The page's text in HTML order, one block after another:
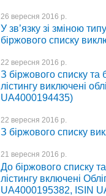
26 вересня 2016 р.
У зв’язку зі зміною
біржового списку
22 вересня 2016 р.
З біржового списку та
лістингу виключені
UA4000194435)
22 вересня 2016 р.
З біржового списку
21 вересня 2016 р.
До біржового списку
лістингу включені
UA4000195382, ISIN